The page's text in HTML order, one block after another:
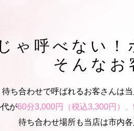
ゃ呼べない！
そんなお
待ち合わせで呼ばれるお客さんは
が60分3,000円（税込3,300円）
待ち合わせ場所も当店は市内